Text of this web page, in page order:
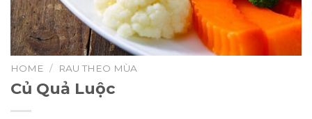
HOME / RAU THEO MÙA
Củ Quả Luộc